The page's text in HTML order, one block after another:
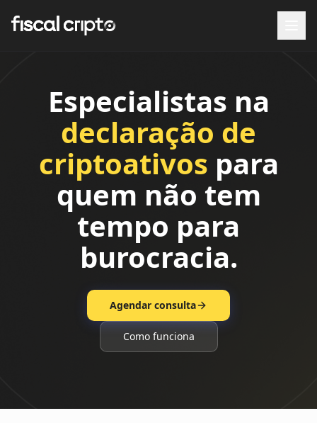
Especialistas na
declaração de
criptoativos para
quem não tem
tempo para
burocracia.
Agendar consulta
Como funciona